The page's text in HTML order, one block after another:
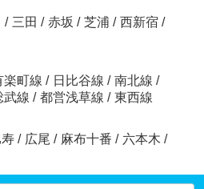
/ 三田 / 赤坂 / 芝浦 / 西新宿 /
楽町線 / 日比谷線 / 南北線 /
武線 / 都営浅草線 / 東西線
/ 広尾 / 麻布十番 / 六本木 /